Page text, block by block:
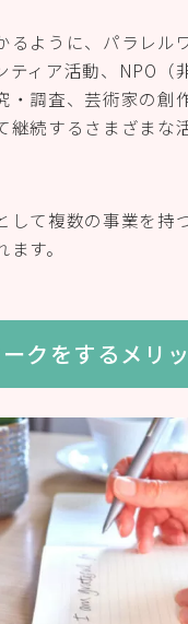
るように、パラレル
ティア活動、NPO（
・調査、芸術家の創
継続するさまざまな
して複数の事業を持
す。
クをするメリ